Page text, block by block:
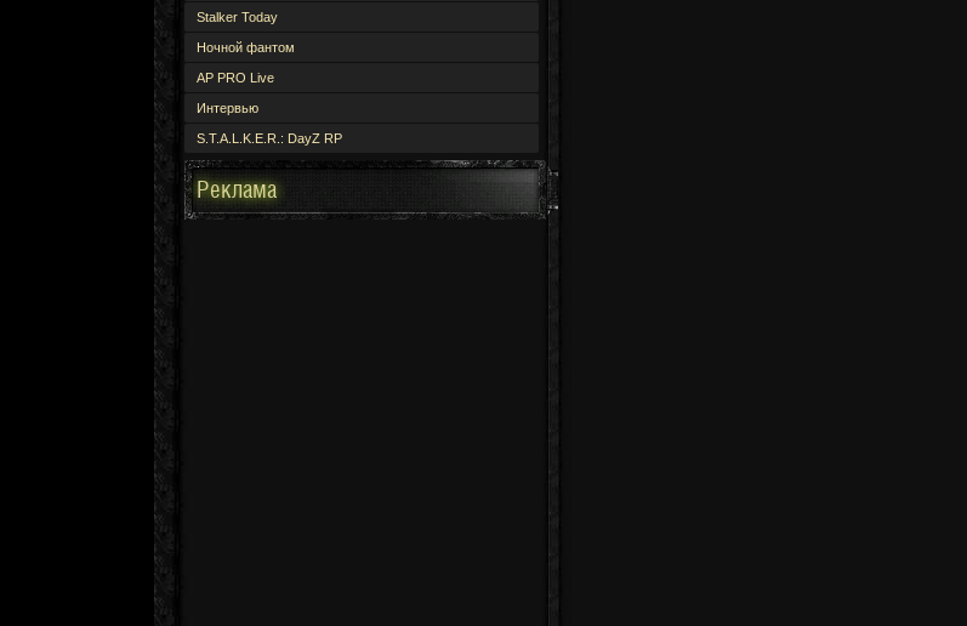
Stalker Today
Ночной фантом
AP PRO Live
Интервью
S.T.A.L.K.E.R.: DayZ RP
Реклама